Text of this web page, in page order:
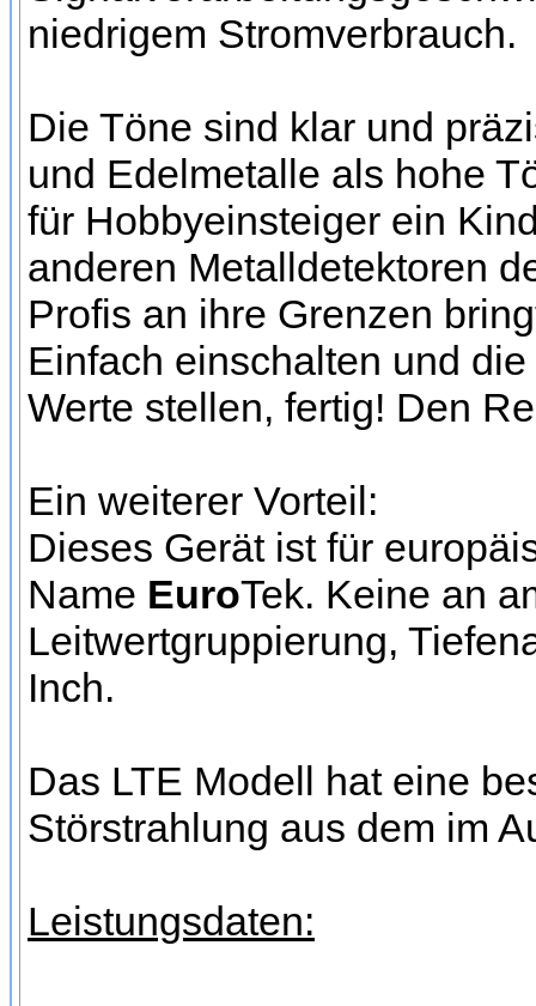
niedrigem Stromverbrauch.
Die Töne sind klar und
und Edelmetalle als hohe
für Hobbyeinsteiger ein
anderen Metalldetektoren
Profis an ihre Grenzen
Einfach einschalten und
Werte stellen, fertig! Den
Ein weiterer Vorteil:
Dieses Gerät ist für
Name EuroTek. Keine an
Leitwertgruppierung,
Inch.
Das LTE Modell hat eine
Störstrahlung aus dem im
Leistungsdaten: